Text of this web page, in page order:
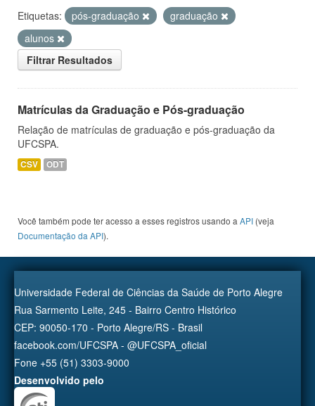
Etiquetas: pós-graduação
graduação
alunos
Filtrar Resultados
Matrículas da Graduação e Pós-graduação
Relação de matrículas de graduação e pós-graduação da
UFCSPA.
CSV ODT
Você também pode ter acesso a esses registros usando a API (veja
Documentação da API).
Universidade Federal de Ciências da Saúde de Porto Alegre
Rua Sarmento Leite, 245 - Bairro Centro Histórico
CEP: 90050-170 - Porto Alegre/RS - Brasil
facebook.com/UFCSPA - @UFCSPA_oficial
Fone +55 (51) 3303-9000
Desenvolvido pelo